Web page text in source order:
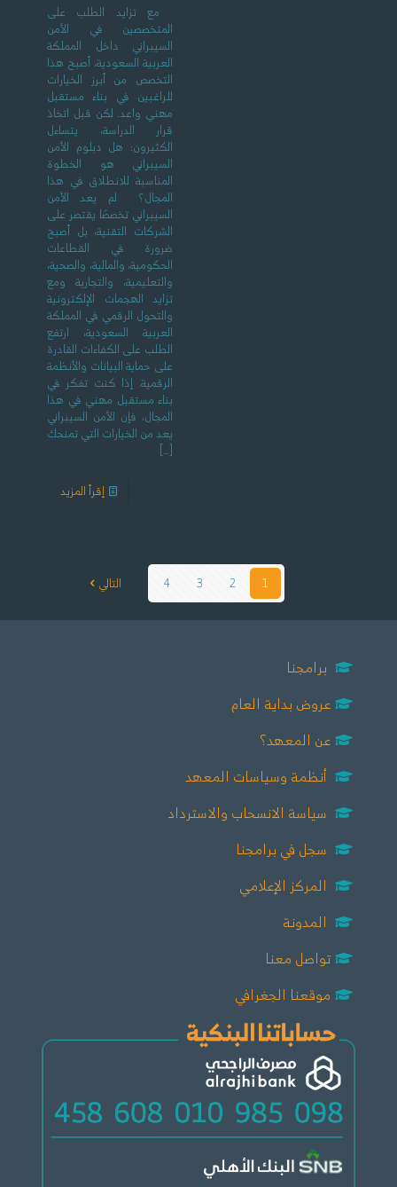
مع تزايد الطلب على
المتخصصين في الأمن
السيبراني داخل المملكة
العربية السعودية، أصبح هذا
التخصص من أبرز الخيارات
للراغبين في بناء مستقبل
مهني واعد. لكن قبل اتخاذ
قرار الدراسة، يتساءل
الكثيرون: هل دبلوم الأمن
السيبراني هو الخطوة
المناسبة للانطلاق في هذا
المجال؟ لم يعد الأمن
السيبراني تخصصًا يقتصر على
الشركات التقنية، بل أصبح
ضرورة في القطاعات
الحكومية، والمالية، والصحية،
والتعليمية، والتجارية ومع
تزايد الهجمات الإلكترونية
والتحول الرقمي في المملكة
العربية السعودية، ارتفع
الطلب على الكفاءات القادرة
على حماية البيانات والأنظمة
الرقمية. إذا كنت تفكر في
بناء مستقبل مهني في هذا
المجال، فإن الأمن السيبراني
يعد من الخيارات التي تمنحك
[…]
إقرأ المزيد
1
2
3
4 التالي
برامجنا
عروض بداية العام
عن المعهد؟
أنظمة وسياسات المعهد
سياسة الانسحاب والاسترداد
سجل في برامجنا
المركز الإعلامي
المدونة
تواصل معنا
موقعنا الجغرافي